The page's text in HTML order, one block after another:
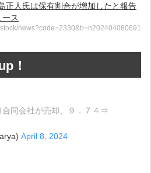
正人氏は保有割合が増加したと報告
ス
news?code=2330&b=n202404080691
！
合同会社が売却、９．７４⇒
April 8, 2024